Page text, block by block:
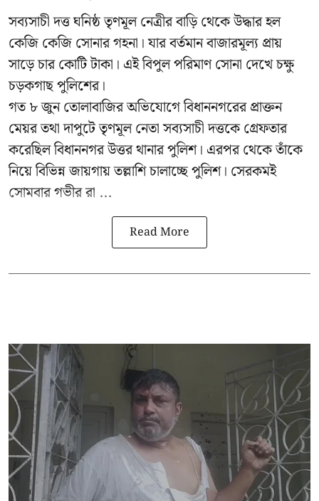
সব্যসাচী দত্ত ঘনিষ্ঠ তৃণমূল নেত্রীর বাড়ি থেকে উদ্ধার হল
কেজি কেজি সোনার গহনা। যার বর্তমান বাজারমূল্য প্রায়
সাড়ে চার কোটি টাকা। এই বিপুল পরিমাণ সোনা দেখে চক্ষু
চড়কগাছ পুলিশের।
গত ৮ জুন তোলাবাজির অভিযোগে বিধাননগরের প্রাক্তন
মেয়র তথা দাপুটে তৃণমূল নেতা সব্যসাচী দত্তকে গ্রেফতার
করেছিল বিধাননগর উত্তর থানার পুলিশ। এরপর থেকে তাঁকে
নিয়ে বিভিন্ন জায়গায় তল্লাশি চালাচ্ছে পুলিশ। সেরকমই
সোমবার গভীর রা ...
Read More